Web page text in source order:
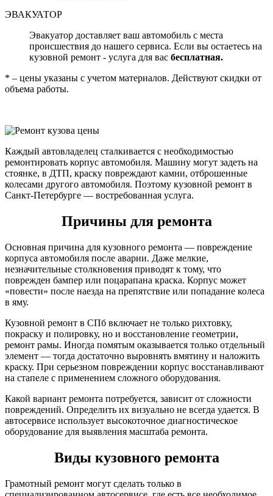
ЭВАКУАТОР
Эвакуатор доставляет ваш автомобиль с места
происшествия до нашего сервиса. Если вы остаетесь на
кузовной ремонт - услуга для вас бесплатная.
* – цены указаны с учетом материалов. Действуют скидки от
объема работы.
Каждый автовладелец сталкивается с необходимостью
ремонтировать корпус автомобиля. Машину могут задеть на
стоянке, в ДТП, краску повреждают камни, отброшенные
колесами другого автомобиля. Поэтому кузовной ремонт в
Санкт-Петербурге — востребованная услуга.
Причины для ремонта
Основная причина для кузовного ремонта — повреждение
корпуса автомобиля после аварии. Даже мелкие,
незначительные столкновения приводят к тому, что
поврежден бампер или поцарапана краска. Корпус может
«повести» после наезда на препятствие или попадание колеса
в яму.
Кузовной ремонт в СПб включает не только рихтовку,
покраску и полировку, но и восстановление геометрии,
ремонт рамы. Иногда помятым оказывается только отдельный
элемент — тогда достаточно выровнять вмятину и наложить
краску. При серьезном повреждении корпус восстанавливают
на стапеле с применением сложного оборудования.
Какой вариант ремонта потребуется, зависит от сложности
повреждений. Определить их визуально не всегда удается. В
автосервисе использует высокоточное диагностическое
оборудование для выявления масштаба ремонта.
Виды кузовного ремонта
Грамотный ремонт могут сделать только в